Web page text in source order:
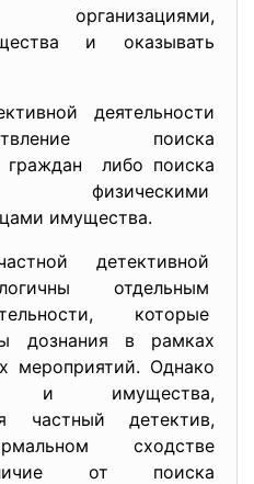
организациями,
и оказывать
деятельности
поиска
граждан либо поиска
физическими
имущества.
детективной
отдельным
которые
дознания в рамках
мероприятий. Однако
и имущества,
частный детектив,
сходстве
от поиска